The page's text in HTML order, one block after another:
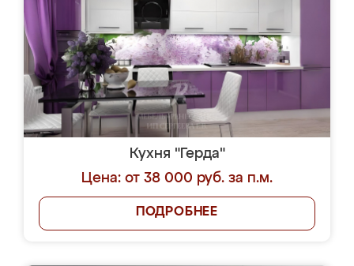
Кухня "Герда"
Цена: от 38 000 руб. за п.м.
ПОДРОБНЕЕ